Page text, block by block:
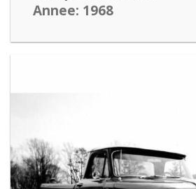
Annee: 1968